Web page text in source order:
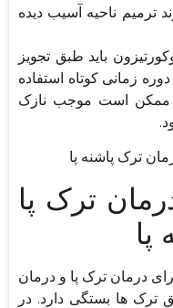
ناحیه آسیب دیده
باید طبق تجویز
زمانی کوتاه استفاده
ممکن است موجب نازک
ترک پا
درمان ترک پا و درمان
ها بستگی دارد. در